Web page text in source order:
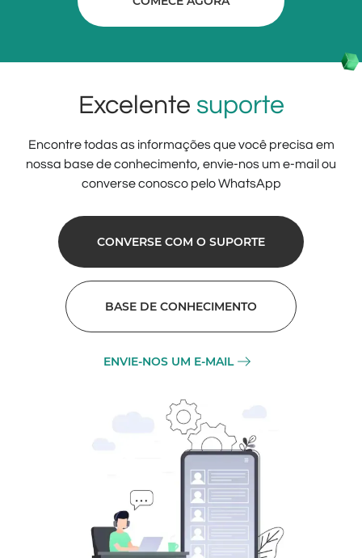
Excelente suporte
Encontre todas as informações que você precisa em
nossa base de conhecimento, envie-nos um e-mail ou
converse conosco pelo WhatsApp
CONVERSE COM O SUPORTE
BASE DE CONHECIMENTO
ENVIE-NOS UM E-MAIL